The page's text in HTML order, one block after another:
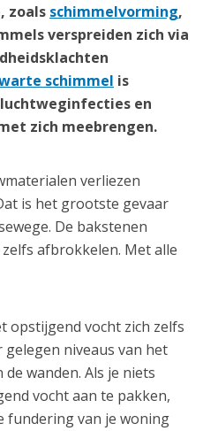
zoals schimmelvorming,
verspreiden zich via
schimmel is
en
zich meebrengen.
verliezen
is het grootste gevaar
De bakstenen
afbrokkelen. Met alle
opstijgend vocht zich zelfs
niveaus van het
wanden. Als je niets
vocht aan te pakken,
fundering van je woning